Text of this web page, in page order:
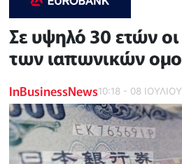
Σε υψηλό 30 ετών
των ιαπωνικών
InBusinessNews10:18 - 08